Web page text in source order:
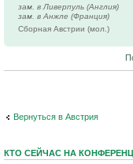
зам. в Ливерпуль (Англия)
зам. в Анжле (Франция)
Сборная Австрии (мол.)
Вернуться в Австрия
КТО СЕЙЧАС НА